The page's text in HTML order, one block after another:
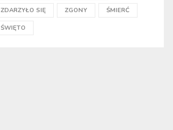
ZDARZYŁO SIĘ ZGONY ŚMIERĆ
ŚWIĘTO